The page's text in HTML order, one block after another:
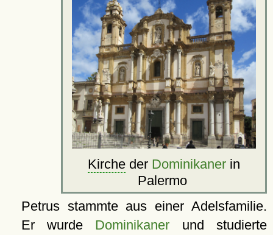
Kirche der Dominikaner in
Palermo
Petrus stammte aus einer Adelsfamilie.
Er wurde Dominikaner und studierte